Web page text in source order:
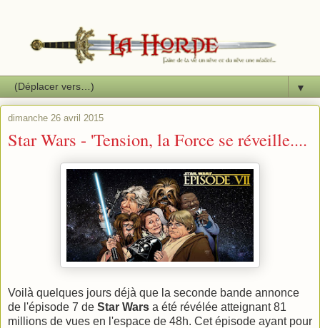
▼
dimanche 26 avril 2015
Star Wars - 'Tension, la Force se réveille....
Voilà quelques jours déjà que la seconde bande annonce
de l'épisode 7 de Star Wars a été révélée atteignant 81
millions de vues en l'espace de 48h. Cet épisode ayant pour